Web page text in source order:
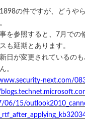
の件ですが、どうや
事を参照すると、7月での
も延期とあります。
日が変更されているの
。
next.com/
06/15/